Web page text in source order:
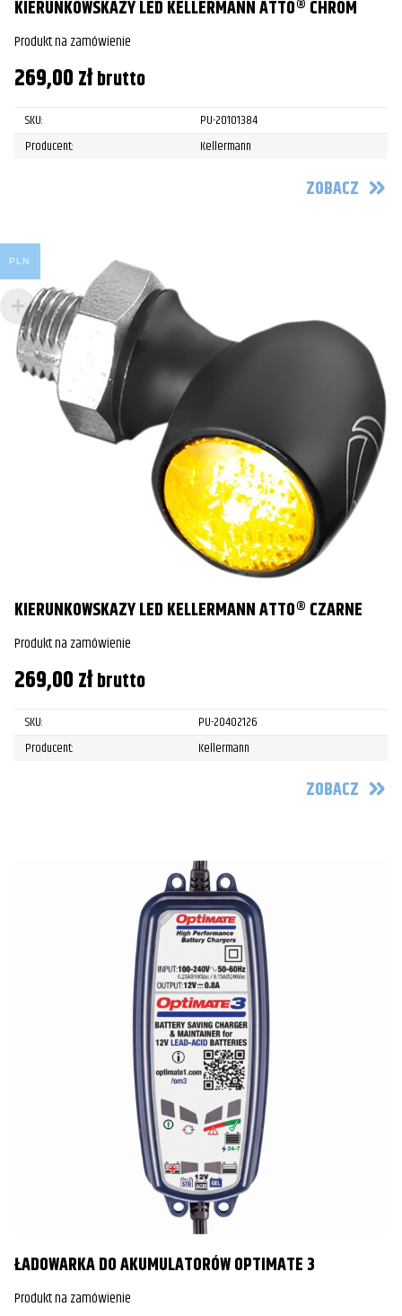
KIERUNKOWSKAZY LED KELLERMANN ATTO® CHROM
Produkt na zamówienie
269,00złbrutto
SKU:
PU-20101384
Producent:
Kellermann
ZOBACZ
KIERUNKOWSKAZY LED KELLERMANN ATTO® CZARNE
Produkt na zamówienie
269,00złbrutto
SKU:
PU-20402126
Producent:
Kellermann
ZOBACZ
ŁADOWARKA DO AKUMULATORÓW OPTIMATE 3
Produkt na zamówienie
PLN